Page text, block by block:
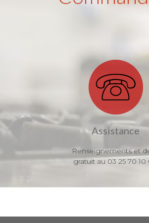
Assistance
Renseignements et
gratuit au 03 25 70 10